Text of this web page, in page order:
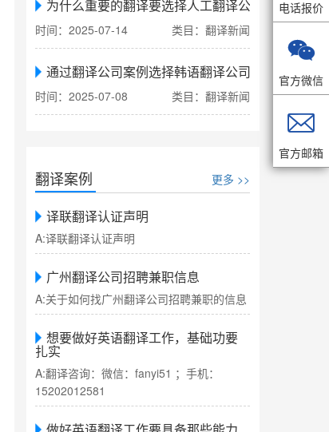
为什么重要的翻译要选择人工翻译公司
时间：2025-07-14 类目：翻译新闻
通过翻译公司案例选择韩语翻译公司
时间：2025-07-08 类目：翻译新闻
翻译案例 更多 >>
译联翻译认证声明
A:译联翻译认证声明
广州翻译公司招聘兼职信息
A:关于如何找广州翻译公司招聘兼职的信息
想要做好英语翻译工作，基础功要
扎实
A:翻译咨询：微信：fanyi51 ；手机：
15202012581
电话报价

官方微信

官方邮箱